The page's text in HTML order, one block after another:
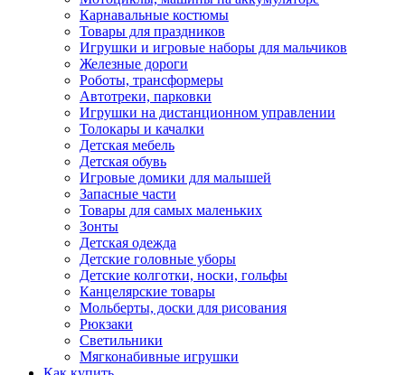
Карнавальные костюмы
Товары для праздников
Игрушки и игровые наборы для мальчиков
Железные дороги
Роботы, трансформеры
Автотреки, парковки
Игрушки на дистанционном управлении
Толокары и качалки
Детская мебель
Детская обувь
Игровые домики для малышей
Запасные части
Товары для самых маленьких
Зонты
Детская одежда
Детские головные уборы
Детские колготки, носки, гольфы
Канцелярские товары
Мольберты, доски для рисования
Рюкзаки
Светильники
Мягконабивные игрушки